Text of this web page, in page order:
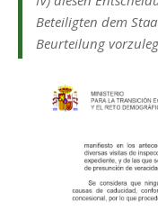
Beteiligten dem
Beurteilung